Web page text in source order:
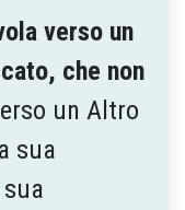
verso un
che non
un Altro
sua